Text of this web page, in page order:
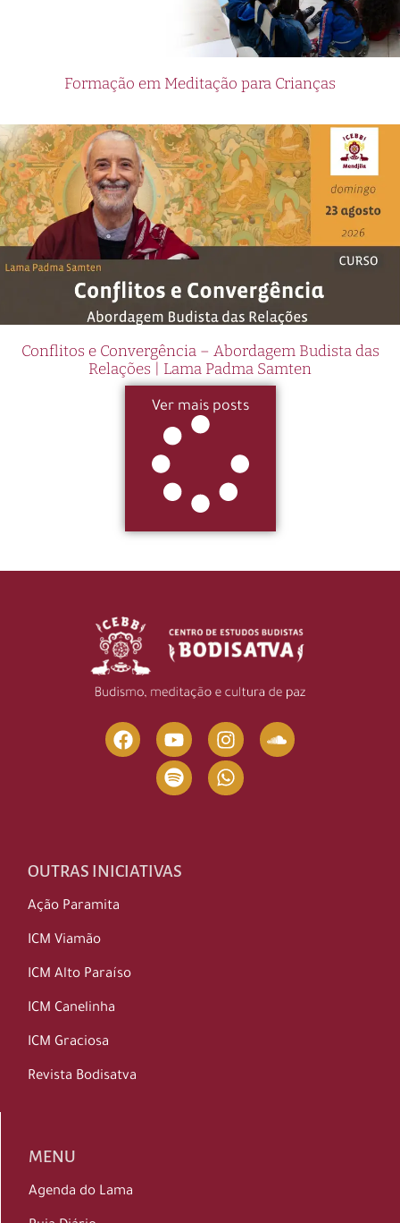
Formação em Meditação para Crianças
Conflitos e Convergência – Abordagem Budista das
Relações | Lama Padma Samten
Ver mais posts
OUTRAS INICIATIVAS
Ação Paramita
ICM Viamão
ICM Alto Paraíso
ICM Canelinha
ICM Graciosa
Revista Bodisatva
MENU
Agenda do Lama